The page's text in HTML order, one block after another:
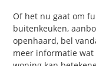
Of het nu gaat om
buitenkeuken,
openhaard, bel
meer informatie